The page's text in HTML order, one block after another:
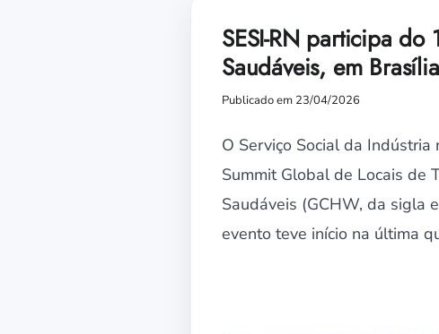
SESI-RN participa do
Saudáveis, em Brasília
Publicado em 23/04/2026
O Serviço Social da
Summit Global de Locais de
Saudáveis (GCHW, da sigla
evento teve início na última